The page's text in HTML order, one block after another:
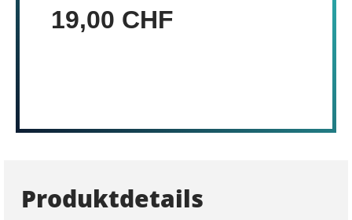
19,00 CHF
Produktdetails